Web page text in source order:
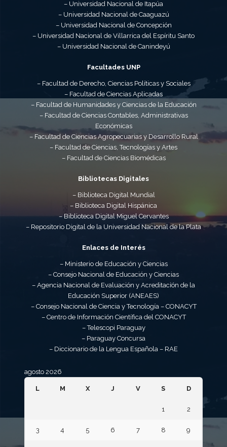
– Universidad Nacional de Itapúa
– Universidad Nacional de Caaguazú
– Universidad Nacional de Concepción
– Universidad Nacional de Villarrica del Espíritu Santo
– Universidad Nacional de Canindeyú
Facultades UNP
– Facultad de Derecho, Ciencias Políticas y Sociales
– Facultad de Ciencias Aplicadas
– Facultad de Humanidades y Ciencias de la Educación
– Facultad de Ciencias Contables, Administrativas
Económicas
– Facultad de Ciencias Agropecuarias y Desarrollo Rural
– Facultad de Ciencias, Tecnologías y Artes
– Facultad de Ciencias Biomédicas
Bibliotecas Digitales
– Biblioteca Digital Mundial
– Biblioteca Digital Hispánica
– Biblioteca Digital Miguel Cervantes
– Repositorio Digital de la Universidad Nacional de la Plata
Enlaces de Interés
– Ministerio de Educación y Ciencias
– Consejo Nacional de Educación y Ciencias
– Agencia Nacional de Evaluación y Acreditación de la
Educación Superior (ANEAES)
– Consejo Nacional de Ciencia y Tecnología – CONACYT
– Centro de Información Científica del CONACYT
– Telescopi Paraguay
– Paraguay Concursa
– Diccionario de la Lengua Española – RAE
agosto 2026
L M X J V S D
1 2
3 4 5 6 7 8 9